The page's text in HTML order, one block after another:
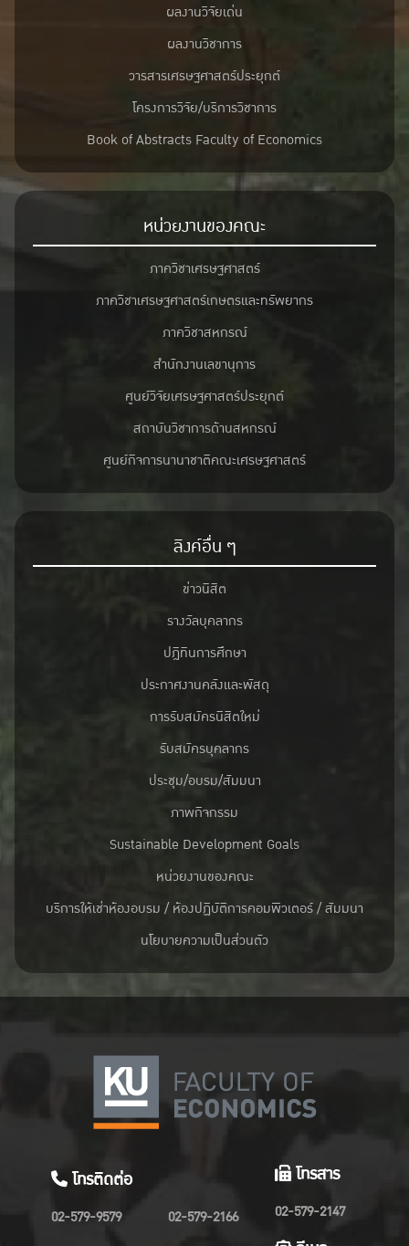
ผลงานวิจัยเด่น
ผลงานวิชาการ
วารสารเศรษฐศาสตร์ประยุกต์
โครงการวิจัย/บริการวิชาการ
Book of Abstracts Faculty of Economics
หน่วยงานของคณะ
ภาควิชาเศรษฐศาสตร์
ภาควิชาเศรษฐศาสตร์เกษตรและทรัพยากร
ภาควิชาสหกรณ์
สำนักงานเลขานุการ
ศูนย์วิจัยเศรษฐศาสตร์ประยุกต์
สถาบันวิชาการด้านสหกรณ์
ศูนย์กิจการนานาชาติคณะเศรษฐศาสตร์
ลิงค์อื่น ๆ
ข่าวนิสิต
รางวัลบุคลากร
ปฎิทินการศึกษา
ประกาศงานคลังและพัสดุ
การรับสมัครนิสิตใหม่
รับสมัครบุคลากร
ประชุม/อบรม/สัมมนา
ภาพกิจกรรม
Sustainable Development Goals
หน่วยงานของคณะ
บริการให้เช่าห้องอบรม / ห้องปฏิบัติการคอมพิวเตอร์ / สัมมนา
นโยบายความเป็นส่วนตัว
โทรติดต่อ
02-579-9579
02-579-2166
โทรสาร
02-579-2147